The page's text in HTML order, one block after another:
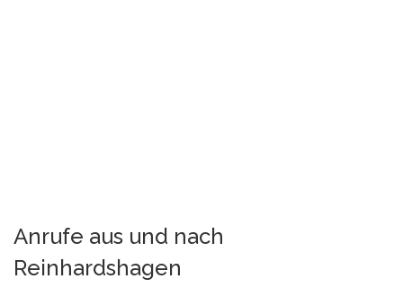
Anrufe aus und nach
Reinhardshagen